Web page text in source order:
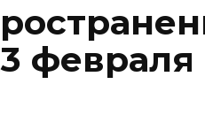
февраля